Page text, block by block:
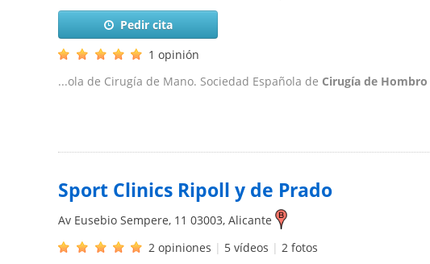
Pedir cita
1 opinión
...ola de Cirugía de Mano. Sociedad Española de Cirugía de Hombro
Sport Clinics Ripoll y de Prado
Av Eusebio Sempere, 11 03003, Alicante
2 opiniones | 5 vídeos | 2 fotos